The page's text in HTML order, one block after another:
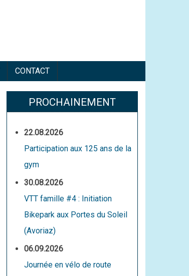
CONTACT
PROCHAINEMENT
22.08.2026
Participation aux 125 ans de la
gym
30.08.2026
VTT famille #4 : Initiation
Bikepark aux Portes du Soleil
(Avoriaz)
06.09.2026
Journée en vélo de route